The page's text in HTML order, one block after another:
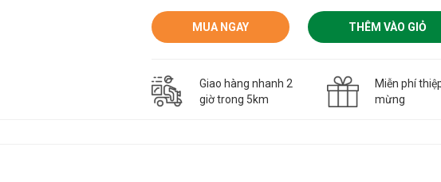
MUA NGAY THÊM VÀO GIỎ
Giao hàng nhanh 2
giờ trong 5km
Miễn phí
mừng